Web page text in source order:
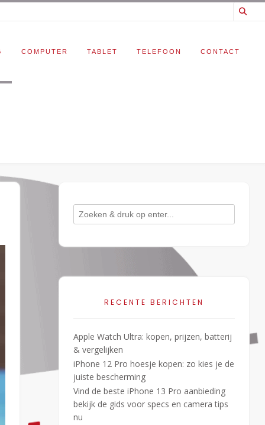
COMPUTER TABLET TELEFOON CONTACT
RECENTE BERICHTEN
Apple Watch Ultra: kopen, prijzen, batterij
& vergelijken
iPhone 12 Pro hoesje kopen: zo kies je de
juiste bescherming
Vind de beste iPhone 13 Pro aanbieding
bekijk de gids voor specs en camera tips
nu